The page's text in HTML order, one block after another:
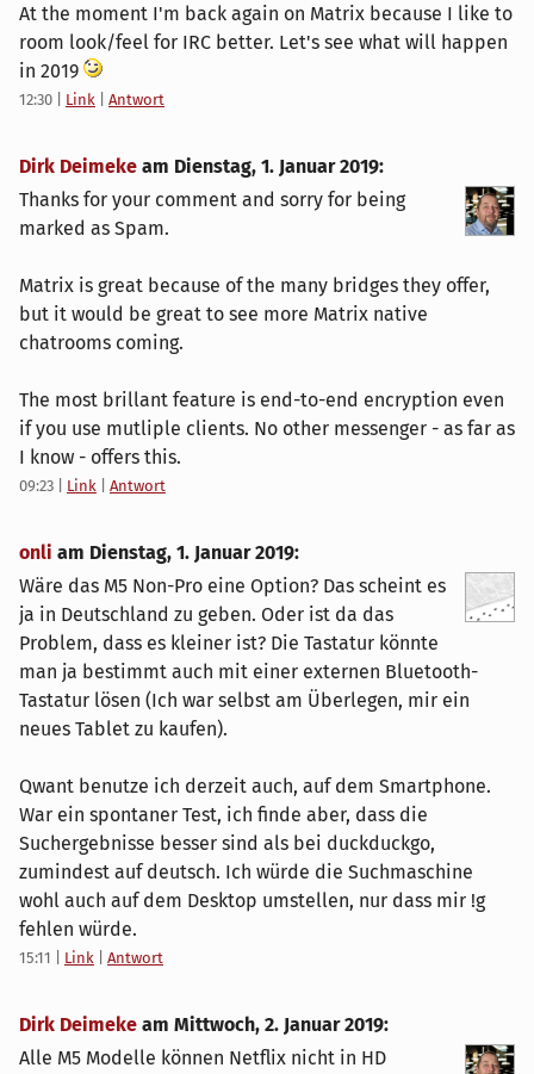
At the moment I'm back again on Matrix because I like to
room look/feel for IRC better. Let's see what will happen
in 2019
12:30 Link Antwort
Dirk Deimeke am Dienstag, 1. Januar 2019:
Thanks for your comment and sorry for being
marked as Spam.
Matrix is great because of the many bridges they offer,
but it would be great to see more Matrix native
chatrooms coming.
The most brillant feature is end-to-end encryption even
if you use mutliple clients. No other messenger - as far as
I know - offers this.
09:23 Link Antwort
onli am Dienstag, 1. Januar 2019:
Wäre das M5 Non-Pro eine Option? Das scheint es
ja in Deutschland zu geben. Oder ist da das
Problem, dass es kleiner ist? Die Tastatur könnte
man ja bestimmt auch mit einer externen Bluetooth-
Tastatur lösen (Ich war selbst am Überlegen, mir ein
neues Tablet zu kaufen).
Qwant benutze ich derzeit auch, auf dem Smartphone.
War ein spontaner Test, ich finde aber, dass die
Suchergebnisse besser sind als bei duckduckgo,
zumindest auf deutsch. Ich würde die Suchmaschine
wohl auch auf dem Desktop umstellen, nur dass mir !g
fehlen würde.
15:11 Link Antwort
Dirk Deimeke am Mittwoch, 2. Januar 2019:
Alle M5 Modelle können Netflix nicht in HD